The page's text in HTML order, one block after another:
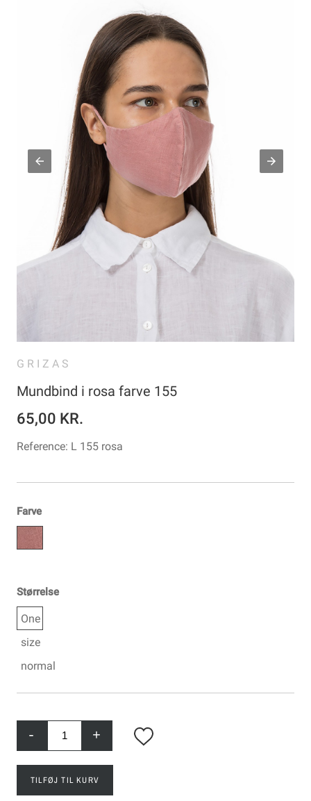
GRIZAS
Mundbind i rosa farve 155
65,00 KR.
Reference: L 155 rosa
Farve
Størrelse
One
size
normal
- +
TILFØJ TIL KURV